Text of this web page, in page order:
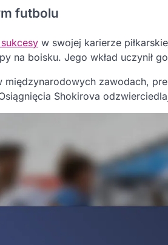
futbolu
w swojej karierze
na boisku. Jego wkład uczynił
międzynarodowych zawodach,
Shokirova